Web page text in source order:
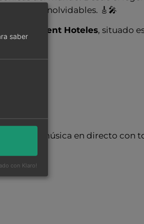
inolvidables. 🎸🎤
en Clement Hoteles, situado
la mejor música en directo con
saber
con Klaro!